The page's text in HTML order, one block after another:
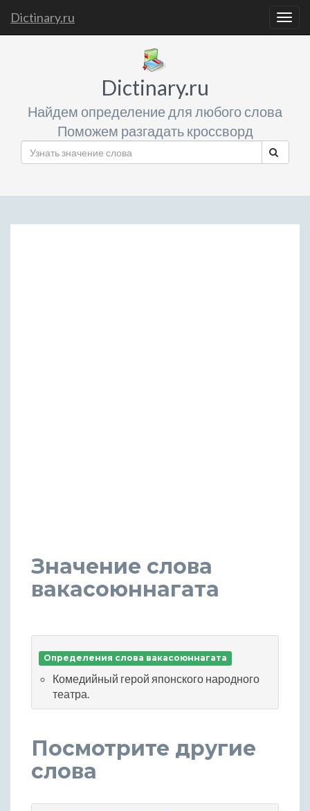
Dictinary.ru
Dictinary.ru
Найдем определение для любого слова
Поможем разгадать кроссворд
Значение слова
вакасоюннагата
Определения слова вакасоюннагата
Комедийный герой японского народного
театра.
Посмотрите другие
слова